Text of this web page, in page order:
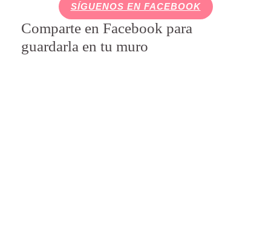
SÍGUENOS EN FACEBOOK
Comparte en Facebook para
guardarla en tu muro